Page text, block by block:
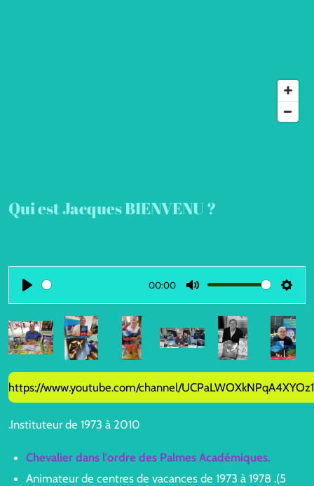
Qui est Jacques BIENVENU ?
P
l
a
00:00
M
t
S
e
t
t
https://www.youtube.com/channel/
.Instituteur de 1973 à 2010
Chevalier dans l'ordre des Palmes Académiques.
Animateur de centres de vacances de 1973 à 1978 .(5